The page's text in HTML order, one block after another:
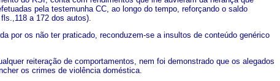
pela testemunha CC, ao longo do tempo, reforçando o saldo
a 172 dos autos).
por os não ter praticado, reconduzem-se a insultos de conteúdo genérico
reiteração de comportamentos, nem foi demonstrado que os alegados
os crimes de violência doméstica.